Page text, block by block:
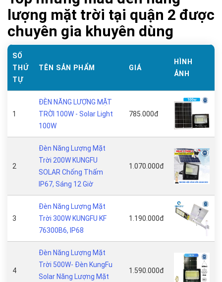
lượng mặt trời tại quận 2 được
chuyên gia khuyên dùng
SỐ
THỨ
TỰ
TÊN SẢN PHẨM GIÁ
HÌNH
ẢNH
1
ĐÈN NĂNG LƯỢNG MẶT
TRỜI 100W - Solar Light
100W
785.000đ
2
Đèn Năng Lượng Mặt
Trời 200W KUNGFU
SOLAR Chống Thấm
IP67, Sáng 12 Giờ
1.070.000đ
3
Đèn Năng Lượng Mặt
Trời 300W KUNGFU KF
76300B6, IP68
1.190.000đ
4
Đèn Năng Lượng Mặt
Trời 500W- Đèn KungFu
Solar Năng Lượng Mặt
1.590.000đ